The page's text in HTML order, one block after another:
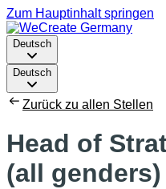
Zum Hauptinhalt springen
Deutsch
Deutsch
Zurück zu allen Stellen
Head of
(all genders)